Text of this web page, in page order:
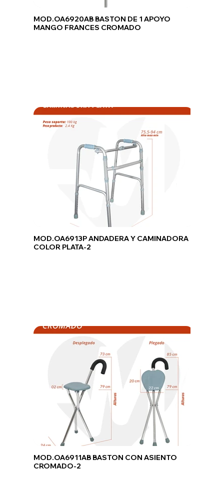
MOD.OA6920AB BASTON DE 1 APOYO
MANGO FRANCES CROMADO
MOD.OA6913P ANDADERA Y CAMINADORA
COLOR PLATA-2
MOD.OA6911AB BASTON CON ASIENTO
CROMADO-2